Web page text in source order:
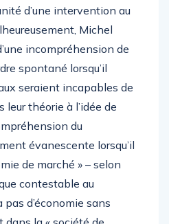
mais – ce qui n’est pas
d’une intervention au
Michel
incompréhension de
spontané lorsqu’il
seraient incapables de
théorie à l’idée de
du
évanescente lorsqu’il
de marché » – selon
contestable au
d’économie sans